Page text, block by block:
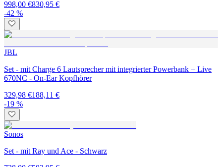
998,00 €830,95 €
-42 %
JBL
Set - mit Charge 6 Lautsprecher mit integrierter Powerbank + Live
670NC - On-Ear Kopfhörer
329,98 €188,11 €
-19 %
Sonos
Set - mit Ray und Ace - Schwarz